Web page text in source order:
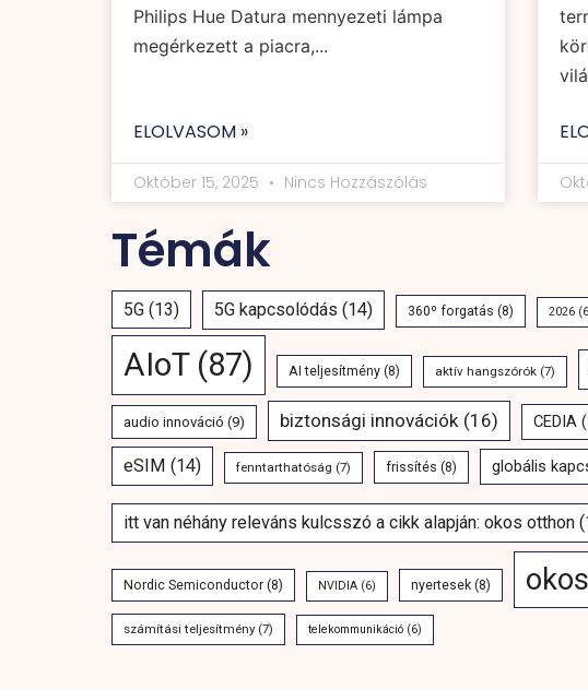
Philips Hue Datura mennyezeti lámpa
megérkezett a piacra,...
ELOLVASOM »
Október 15, 2025 Nincs Hozzászólás
Témák
5G (13) 5G kapcsolódás (14) 360º forgatás (8) 2026
AIoT(87) AI teljesítmény (8) aktív hangszórók (7)
audio innováció (9) biztonsági innovációk (16) CEDIA
eSIM (14) fenntarthatóság (7) frissítés (8) globális
itt van néhány releváns kulcsszó a cikk alapján: okos otthon
Nordic Semiconductor (8) NVIDIA (6) nyertesek (8)
számítási teljesítmény(7) telekommunikáció (6)